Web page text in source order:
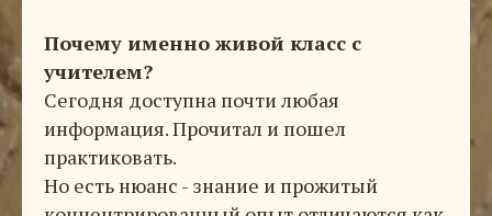
Почему именно живой класс с
учителем?
Сегодня доступна почти любая
информация. Прочитал и пошел
практиковать.
Но есть нюанс - знание и прожитый